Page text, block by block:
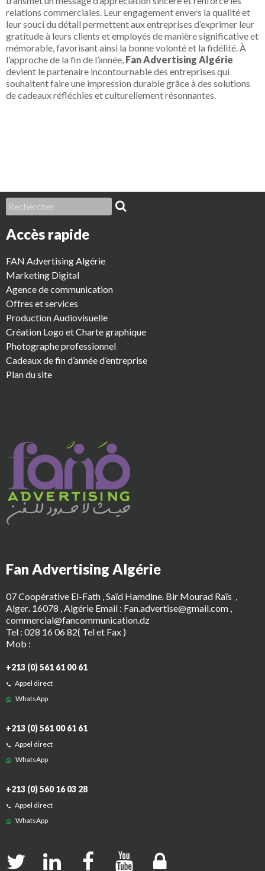
relations commerciales. Leur engagement envers la qualité et
leur souci du détail permettent aux entreprises d’exprimer leur
gratitude à leurs clients et employés de manière significative et
mémorable, favorisant ainsi la bonne volonté et la fidélité. À
l’approche de la fin de l’année, Fan Advertising Algérie
devient le partenaire incontournable des entreprises qui
souhaitent faire une impression durable grâce à des solutions
de cadeaux réfléchies et culturellement résonnantes.
Accès rapide
FAN Advertising Algérie
Marketing Digital
Agence de communication
Offres et services
Production Audiovisuelle
Création Logo et Charte graphique
Photographe professionnel
Cadeaux de fin d’année d’entreprise
Plan du site
Fan Advertising Algérie
07 Coopérative El-Fath , Saïd Hamdine، Bir Mourad Raïs ‎ ,
Alger، 16078 , Algérie Email : Fan.advertise@gmail.com ,
commercial@fancommunication.dz
Tel : 028 16 06 82( Tel et Fax )
Mob :
+213 (0) 561 61 00 61
Appel direct
WhatsApp
+213 (0) 561 00 61 61
Appel direct
WhatsApp
+213 (0) 560 16 03 28
Appel direct
WhatsApp